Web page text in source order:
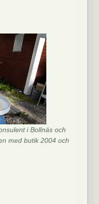
i Bollnäs och
med butik 2004 och